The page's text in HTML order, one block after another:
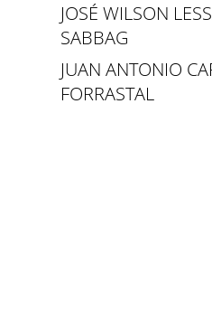
JOSÉ WILSON
SABBAG
JUAN ANTONIO
FORRASTAL